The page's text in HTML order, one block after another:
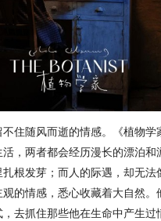
住随风而逝的情感。《植物
，两者都会经历漫长的漂泊
根发芽；而人的际遇，却无
的情感，悉心收藏着大自然
去抓住那些他在生命中产生